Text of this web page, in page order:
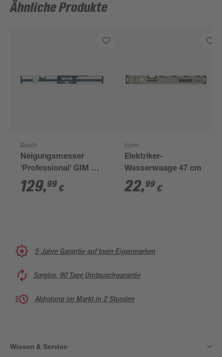
Ähnliche Produkte
Bosch
Neigungsmesser
'Professional' GIM 60
65,5 cm
129,99 €
toom
Elektriker-
Wasserwaage 47 cm
22,99 €
5 Jahre Garantie auf toom Eigenmarken
Sorglos, 90 Tage Umtauschgarantie
Abholung im Markt in 2 Stunden
Wissen & Service